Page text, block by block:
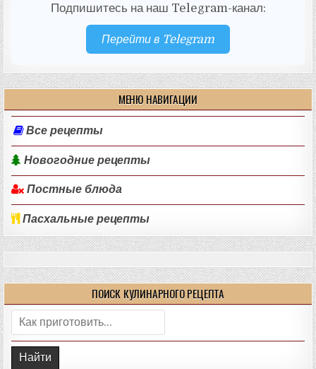
Подпишитесь на наш Telegram-канал:
Перейти в Telegram
МЕНЮ НАВИГАЦИИ
Все рецепты
Новогодние рецепты
Постные блюда
Пасхальные рецепты
ПОИСК КУЛИНАРНОГО РЕЦЕПТА
Поиск: